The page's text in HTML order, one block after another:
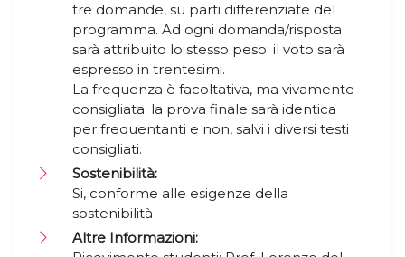
tre domande, su parti differenziate del
programma. Ad ogni domanda/risposta
sarà attribuito lo stesso peso; il voto sarà
espresso in trentesimi.
La frequenza è facoltativa, ma vivamente
consigliata; la prova finale sarà identica
per frequentanti e non, salvi i diversi testi
consigliati.
Sostenibilità:
Si, conforme alle esigenze della
sostenibilità
Altre Informazioni: